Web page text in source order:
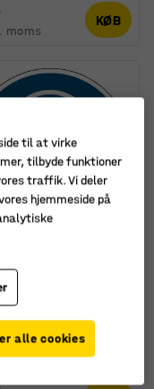
moms
KØB
forskellige
Beskyttelsesbriller
selvklæbende
Ø 200 mm
:306271
til at virke
tilbyde funktioner
traffik. Vi deler
hjemmeside på
alle cookies